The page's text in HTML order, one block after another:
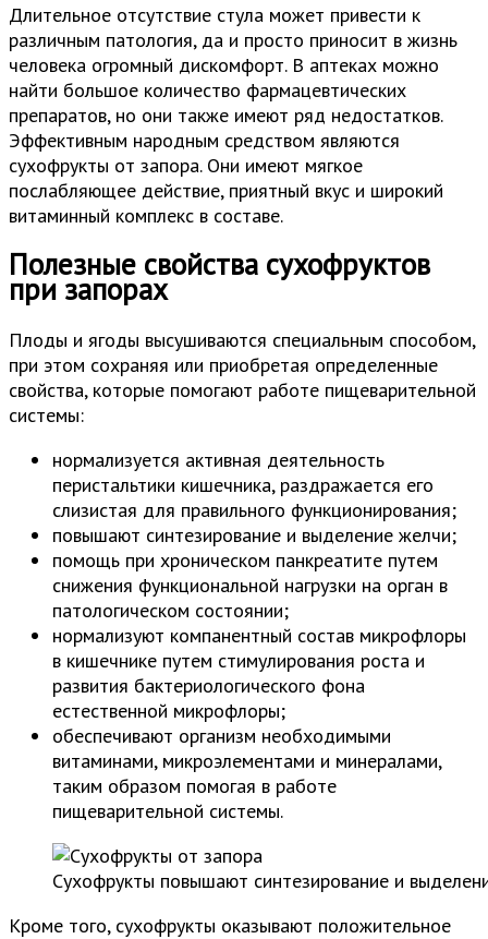
Длительное отсутствие стула может привести к
различным патология, да и просто приносит в жизнь
человека огромный дискомфорт. В аптеках можно
найти большое количество фармацевтических
препаратов, но они также имеют ряд недостатков.
Эффективным народным средством являются
сухофрукты от запора. Они имеют мягкое
послабляющее действие, приятный вкус и широкий
витаминный комплекс в составе.
Полезные свойства сухофруктов
при запорах
Плоды и ягоды высушиваются специальным способом,
при этом сохраняя или приобретая определенные
свойства, которые помогают работе пищеварительной
системы:
нормализуется активная деятельность
перистальтики кишечника, раздражается его
слизистая для правильного функционирования;
повышают синтезирование и выделение желчи;
помощь при хроническом панкреатите путем
снижения функциональной нагрузки на орган в
патологическом состоянии;
нормализуют компанентный состав микрофлоры
в кишечнике путем стимулирования роста и
развития бактериологического фона
естественной микрофлоры;
обеспечивают организм необходимыми
витаминами, микроэлементами и минералами,
таким образом помогая в работе
пищеварительной системы.
Сухофрукты повышают синтезирование и
Кроме того, сухофрукты оказывают положительное